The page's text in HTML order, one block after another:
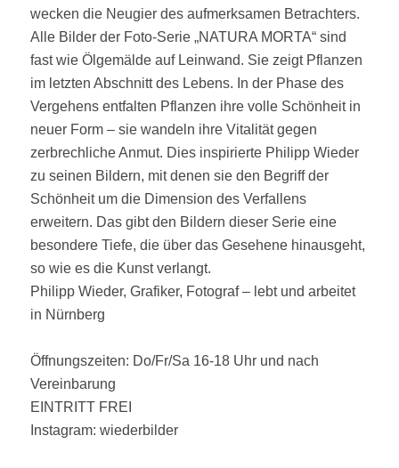
wecken die Neugier des aufmerksamen Betrachters.
Alle Bilder der Foto-Serie „NATURA MORTA“ sind
fast wie Ölgemälde auf Leinwand. Sie zeigt Pflanzen
im letzten Abschnitt des Lebens. In der Phase des
Vergehens entfalten Pflanzen ihre volle Schönheit in
neuer Form – sie wandeln ihre Vitalität gegen
zerbrechliche Anmut. Dies inspirierte Philipp Wieder
zu seinen Bildern, mit denen sie den Begriff der
Schönheit um die Dimension des Verfallens
erweitern. Das gibt den Bildern dieser Serie eine
besondere Tiefe, die über das Gesehene hinausgeht,
so wie es die Kunst verlangt.
Philipp Wieder, Grafiker, Fotograf – lebt und arbeitet
in Nürnberg
Öffnungszeiten: Do/Fr/Sa 16-18 Uhr und nach
Vereinbarung
EINTRITT FREI
Instagram: wiederbilder